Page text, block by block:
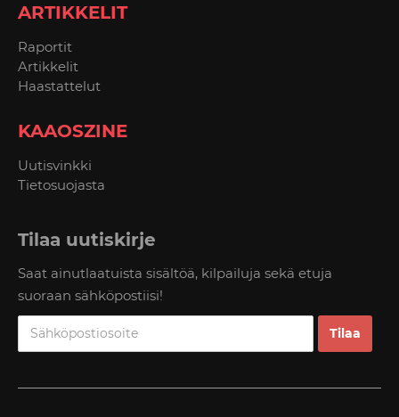
ARTIKKELIT
Raportit
Artikkelit
Haastattelut
KAAOSZINE
Uutisvinkki
Tietosuojasta
Tilaa uutiskirje
Saat ainutlaatuista sisältöä, kilpailuja sekä etuja
suoraan sähköpostiisi!